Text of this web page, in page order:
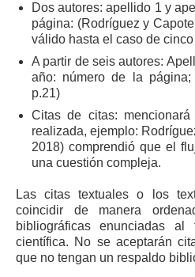
Dos autores: apellido 1 y
página: (Rodríguez y
válido hasta el caso de
A partir de seis autores:
año: número de la
p.21)
Citas de citas:
realizada, ejemplo:
2018) comprendió que el
una cuestión compleja.
Las citas textuales o los
coincidir de manera
bibliográficas enunciadas
científica. No se aceptarán
que no tengan un respaldo